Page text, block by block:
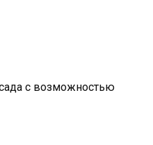
с возможностью